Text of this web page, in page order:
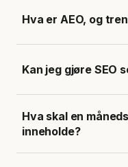
Hva er AEO, og
Kan jeg gjøre SEO
Hva skal en
inneholde?